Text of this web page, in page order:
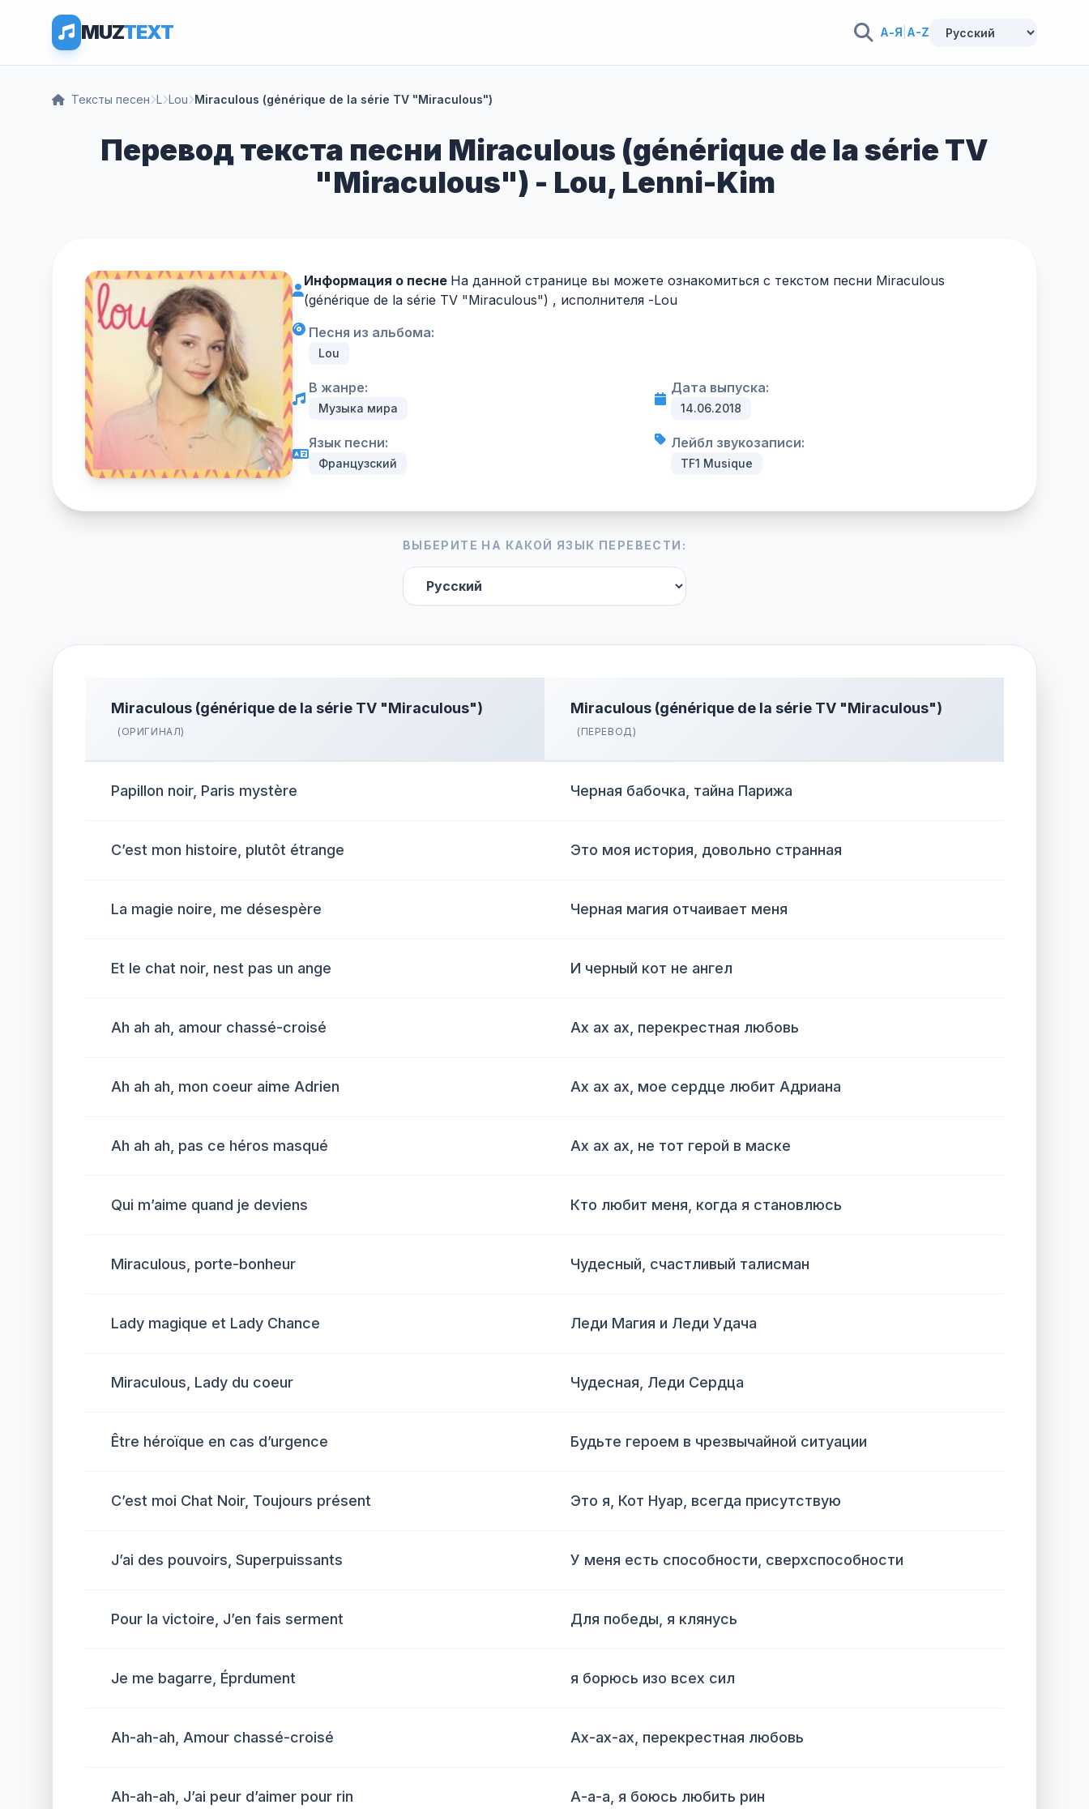
MUZTEXT А-Я A-Z
Тексты песен L Lou Miraculous (générique de la série TV "Miraculous")
Перевод текста песни Miraculous (générique de la série TV
"Miraculous") - Lou, Lenni-Kim
Информация о песне На данной странице вы можете ознакомиться с текстом песни Miraculous
(générique de la série TV "Miraculous") , исполнителя -Lou
Песня из альбома:
Lou
В жанре:
Музыка мира
Дата выпуска:
14.06.2018
Язык песни:
Французский
Лейбл звукозаписи:
TF1 Musique
ВЫБЕРИТЕ НА КАКОЙ ЯЗЫК ПЕРЕВЕСТИ:
Miraculous (générique de la série TV "Miraculous")
(ОРИГИНАЛ)
Miraculous (générique de la série TV "Miraculous")
(ПЕРЕВОД)
Papillon noir, Paris mystère Черная бабочка, тайна Парижа
C’est mon histoire, plutôt étrange Это моя история, довольно странная
La magie noire, me désespère Черная магия отчаивает меня
Et le chat noir, nest pas un ange И черный кот не ангел
Ah ah ah, amour chassé-croisé Ах ах ах, перекрестная любовь
Ah ah ah, mon coeur aime Adrien Ах ах ах, мое сердце любит Адриана
Ah ah ah, pas ce héros masqué Ах ах ах, не тот герой в маске
Qui m’aime quand je deviens Кто любит меня, когда я становлюсь
Miraculous, porte-bonheur Чудесный, счастливый талисман
Lady magique et Lady Chance Леди Магия и Леди Удача
Miraculous, Lady du coeur Чудесная, Леди Сердца
Être héroïque en cas d’urgence Будьте героем в чрезвычайной ситуации
C’est moi Chat Noir, Toujours présent Это я, Кот Нуар, всегда присутствую
J’ai des pouvoirs, Superpuissants У меня есть способности, сверхспособности
Pour la victoire, J’en fais serment Для победы, я клянусь
Je me bagarre, Éprdument я борюсь изо всех сил
Ah-ah-ah, Amour chassé-croisé Ах-ах-ах, перекрестная любовь
Ah-ah-ah, J’ai peur d’aimer pour rin А-а-а, я боюсь любить рин